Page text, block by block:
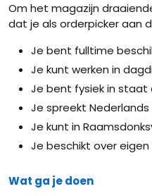
Om het magazijn
dat je als orderpicker aan
Je bent fulltime
Je kunt werken in
Je bent fysiek in staat
Je spreekt Nederlands
Je kunt in
Je beschikt over eigen
Wat ga je doen